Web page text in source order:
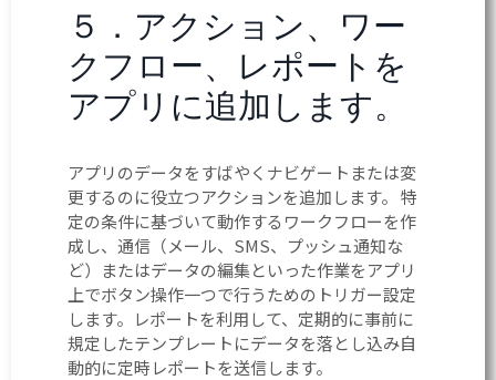
５．アクション、ワー
クフロー、レポートを
アプリに追加します。
アプリのデータをすばやくナビゲートまたは変
更するのに役立つアクションを追加します。 特
定の条件に基づいて動作するワークフローを作
成し、通信（メール、SMS、プッシュ通知な
ど）またはデータの編集といった作業をアプリ
上でボタン操作一つで行うためのトリガー設定
します。レポートを利用して、定期的に事前に
規定したテンプレートにデータを落とし込み自
動的に定時レポートを送信します。